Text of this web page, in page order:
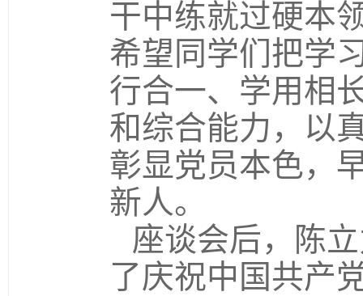
干中练就过硬本
希望同学们把学
行合一、学用相
和综合能力，以
彰显党员本色，
新人。
座谈会后，陈
了庆祝中国共产